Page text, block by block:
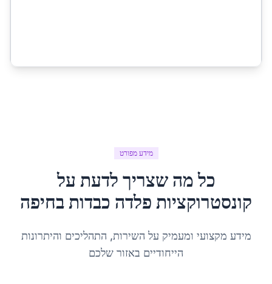
מידע מפורט
כל מה שצריך לדעת על
קונסטרוקציות פלדה כבדות בחיפה
מידע מקצועי ומעמיק על השירות, התהליכים והיתרונות
הייחודיים באזור שלכם